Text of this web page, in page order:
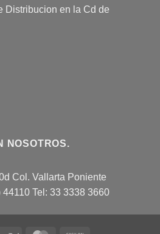
Distribucion en la Cd de
NOSOTROS.
Col. Vallarta Poniente
Tel: 33 3338 3660